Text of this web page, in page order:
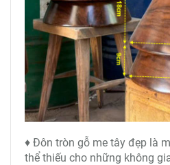
♦ Đôn tròn gỗ me tây đẹp là
thể thiếu cho những không